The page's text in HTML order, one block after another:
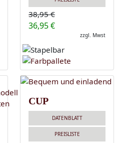
38,95 €
36,95 €
zzgl. Mwst
CUP
DATENBLATT
PREISLISTE